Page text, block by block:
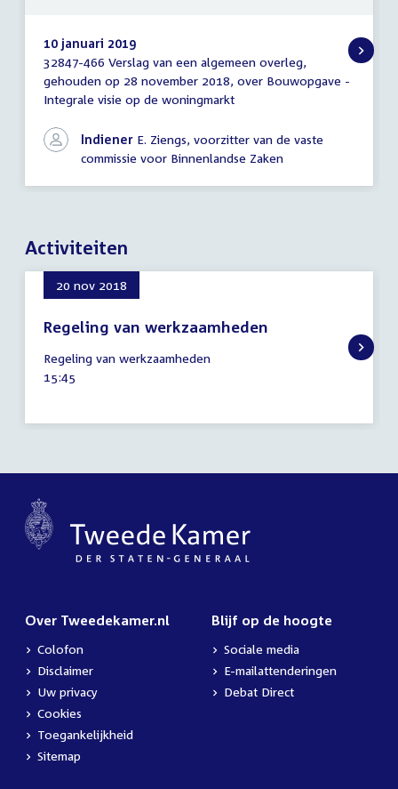
Verslag
van
een
overleg
10 januari 2019
32847-466 Verslag van een algemeen overleg,
gehouden op 28 november 2018, over Bouwopgave -
Integrale visie op de woningmarkt
Indiener E. Ziengs, voorzitter van de vaste
commissie voor Binnenlandse Zaken
Activiteiten
20 nov 2018
Regeling van werkzaamheden
november
2018
Regeling van werkzaamheden
Tijd
15:45
Over Tweedekamer.nl
Colofon
Disclaimer
Uw privacy
Cookies
Toegankelijkheid
Sitemap
Blijf op de hoogte
Sociale media
E-mailattenderingen
Debat Direct